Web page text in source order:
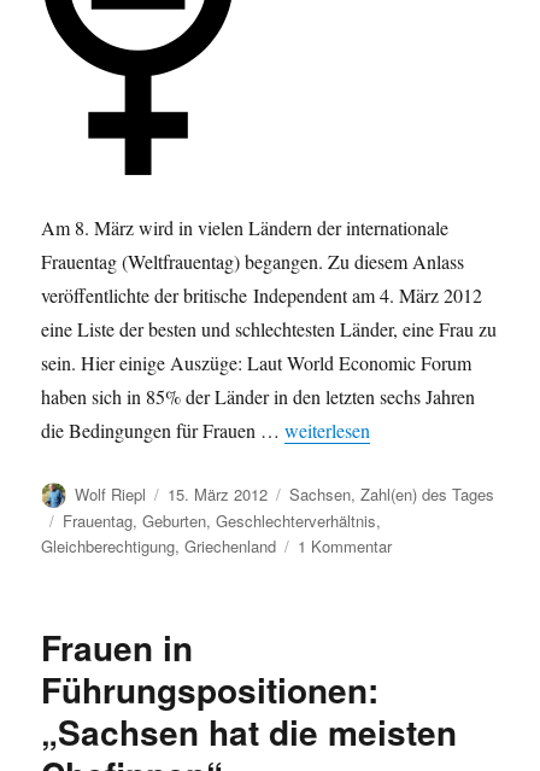
Am 8. März wird in vielen Ländern der internationale
Frauentag (Weltfrauentag) begangen. Zu diesem Anlass
veröffentlichte der britische Independent am 4. März 2012
eine Liste der besten und schlechtesten Länder, eine Frau zu
sein. Hier einige Auszüge: Laut World Economic Forum
haben sich in 85% der Länder in den letzten sechs Jahren
die Bedingungen für Frauen …„Zum Weltfrauentag (8. März):
weiterlesen
Autor
Wolf Riepl
Veröffentlicht
am
15. März 2012 Kategorien
Sachsen,Zahl(en) des Tages
Schlagwörter
Frauentag,Geburten,Geschlechterverhältnis,
Gleichberechtigung,Griechenland 1 Kommentarzu
schlechteste
Länder,
Frauen in
Führungspositionen:
„Sachsen hat die meisten